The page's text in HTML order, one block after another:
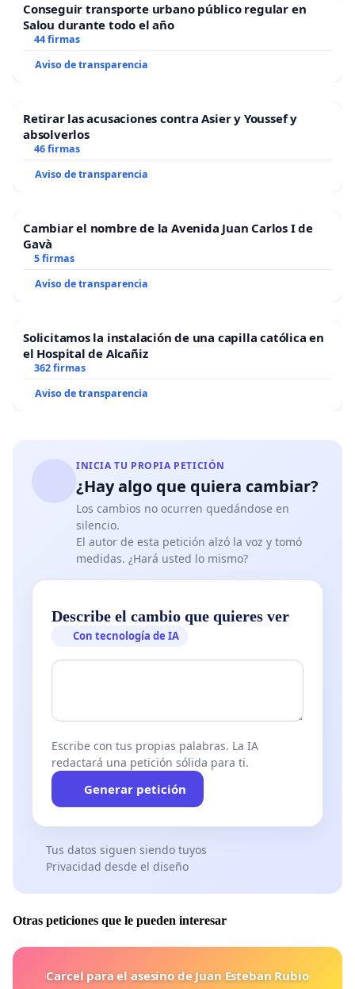
Conseguir transporte urbano público regular en
Salou durante todo el año
44 firmas
Aviso de transparencia
Retirar las acusaciones contra Asier y Youssef y
absolverlos
46 firmas
Aviso de transparencia
Cambiar el nombre de la Avenida Juan Carlos I de
Gavà
5 firmas
Aviso de transparencia
Solicitamos la instalación de una capilla católica en
el Hospital de Alcañiz
362 firmas
Aviso de transparencia
INICIA TU PROPIA PETICIÓN
¿Hay algo que quiera cambiar?
Los cambios no ocurren quedándose en
silencio.
El autor de esta petición alzó la voz y tomó
medidas. ¿Hará usted lo mismo?
Describe el cambio que quieres ver
Con tecnología de IA
Escribe con tus propias palabras. La IA
redactará una petición sólida para ti.
Generar petición
Tus datos siguen siendo tuyos
Privacidad desde el diseño
Otras peticiones que le pueden interesar
Carcel para el asesino de Juan Esteban Rubio